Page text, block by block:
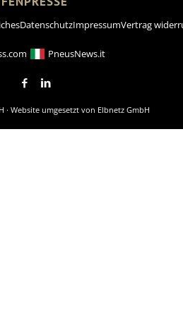
DatenschutzImpressumVertrag
PneusNews.it
· Website umgesetzt von Elbnetz GmbH